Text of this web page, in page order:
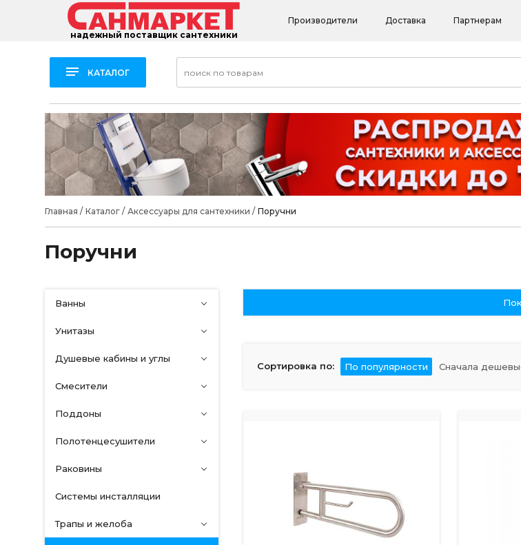
надежный поставщик сантехники
Производители Доставка Партнерам
КАТАЛОГ
Главная / Каталог/ Аксессуары для сантехники / Поручни
Поручни
Ванны
Унитазы
Душевые кабины и углы
Смесители
Поддоны
Полотенцесушители
Раковины
Системы инсталляции
Трапы и желоба
Сортировка по: По популярности Сначала